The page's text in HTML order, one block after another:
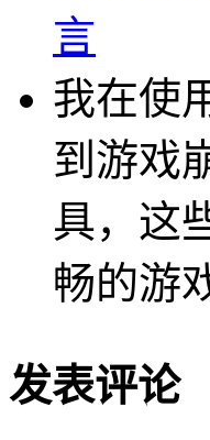
言
我在使
到游戏
具，这
畅的游
发表评论